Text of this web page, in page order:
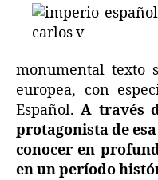
monumental texto
europea, con
Español.A través
protagonista de
conocer en
en un período